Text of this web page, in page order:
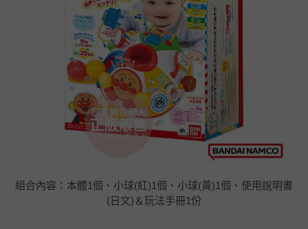
組合內容：本體1個、小球(紅)1個、小球(黃)1個、使用說明書
(日文)＆玩法手冊1份